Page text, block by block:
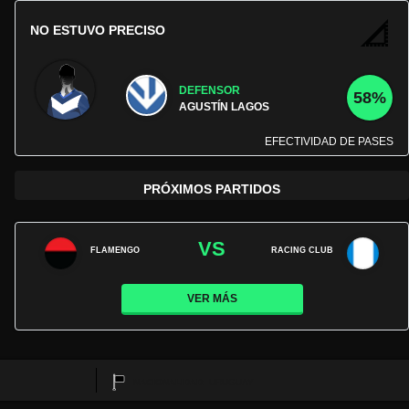
NO ESTUVO PRECISO
DEFENSOR
AGUSTÍN LAGOS
58%
EFECTIVIDAD DE PASES
PRÓXIMOS PARTIDOS
FLAMENGO VS RACING CLUB
VER MÁS